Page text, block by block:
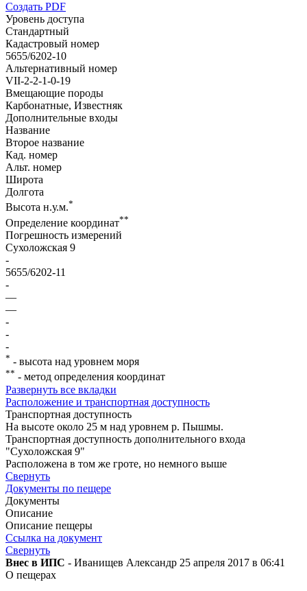
Создать PDF
Уровень доступа
Стандартный
Кадастровый номер
5655/6202-10
Альтернативный номер
VII-2-2-1-0-19
Вмещающие породы
Карбонатные, Известняк
Дополнительные входы
Название
Второе название
Кад. номер
Альт. номер
Широта
Долгота
Высота н.у.м.*
Определение координат**
Погрешность измерений
Сухоложская 9
-
5655/6202-11
-
—
—
-
-
-
* - высота над уровнем моря
** - метод определения координат
Развернуть все вкладки
Расположение и транспортная доступность
Транспортная доступность
На высоте около 25 м над уровнем р. Пышмы.
Транспортная доступность дополнительного входа
"Сухоложская 9"
Расположена в том же гроте, но немного выше
Свернуть
Документы по пещере
Документы
Описание
Описание пещеры
Ссылка на документ
Свернуть
Внес в ИПС - Иванищев Александр 25 апреля 2017 в 06:41
О пещерах